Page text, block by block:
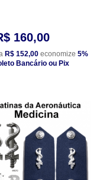
160,00
R$ 152,00 economize 5%
Bancário ou Pix